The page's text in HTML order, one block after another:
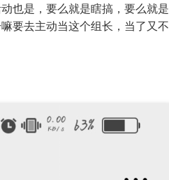
也是，要么就是瞎搞，要么就是
要去主动当这个组长，当了又不